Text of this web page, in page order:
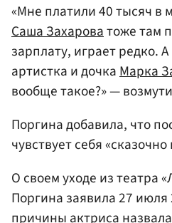
«Мне платили 40 тысяч в
Саша Захароватоже там
зарплату, играет редко.
артистка и дочка Марка
вообще такое?» —
Поргина добавила, что
чувствует себя
О своем уходе из театра
Поргина заявила 27 июля
причины актриса